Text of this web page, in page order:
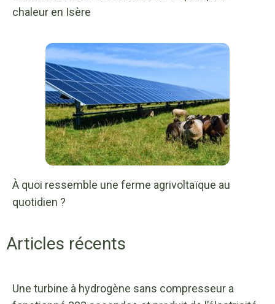
chaleur en Isère
À quoi ressemble une ferme agrivoltaïque au
quotidien ?
Articles récents
Une turbine à hydrogène sans compresseur a